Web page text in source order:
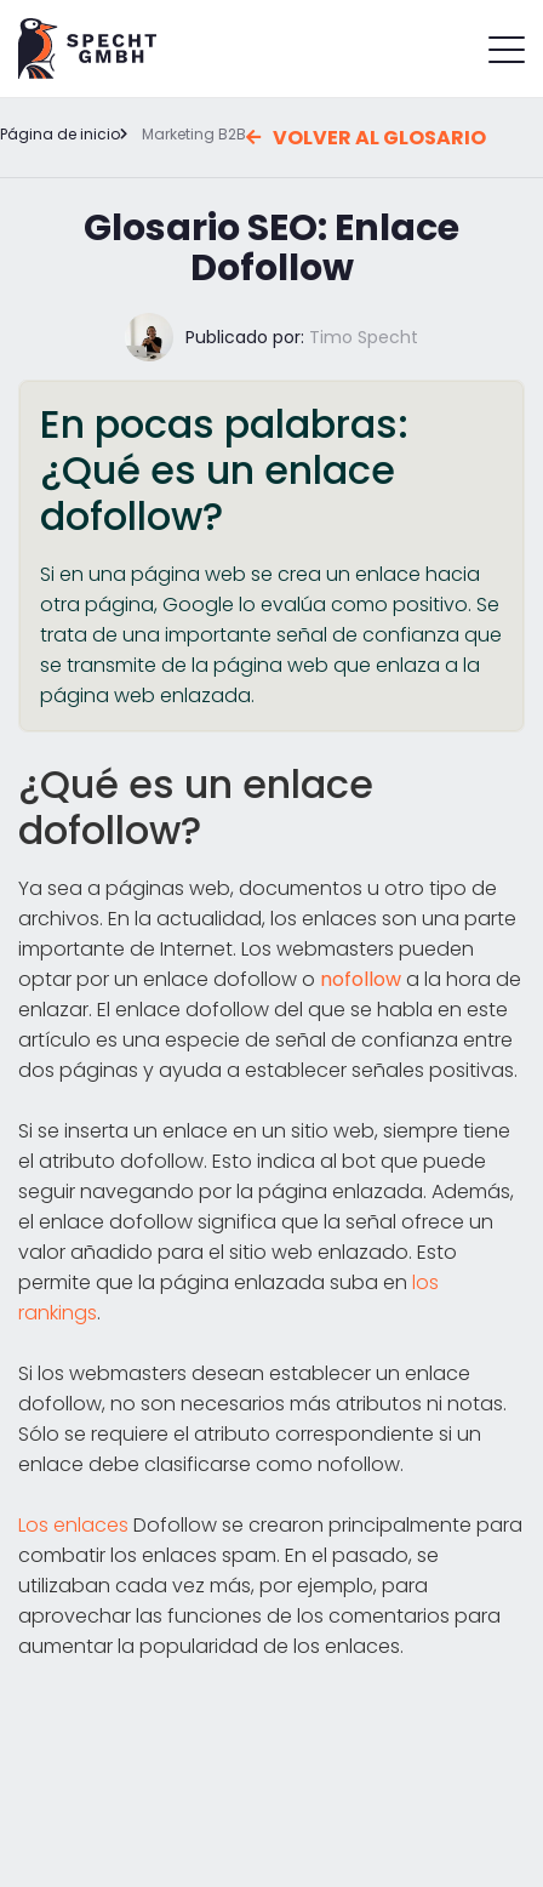
Página de inicio Marketing B2B VOLVER AL GLOSARIO
Glosario SEO: Enlace
Dofollow
Publicado por: Timo Specht
En pocas palabras:
¿Qué es un enlace
dofollow?
Si en una página web se crea un enlace hacia
otra página, Google lo evalúa como positivo. Se
trata de una importante señal de confianza que
se transmite de la página web que enlaza a la
página web enlazada.
¿Qué es un enlace
dofollow?
Ya sea a páginas web, documentos u otro tipo de
archivos. En la actualidad, los enlaces son una parte
importante de Internet. Los webmasters pueden
optar por un enlace dofollow o nofollowa la hora de
enlazar. El enlace dofollow del que se habla en este
artículo es una especie de señal de confianza entre
dos páginas y ayuda a establecer señales positivas.
Si se inserta un enlace en un sitio web, siempre tiene
el atributo dofollow. Esto indica al bot que puede
seguir navegando por la página enlazada. Además,
el enlace dofollow significa que la señal ofrece un
valor añadido para el sitio web enlazado. Esto
permite que la página enlazada suba en los
rankings.
Si los webmasters desean establecer un enlace
dofollow, no son necesarios más atributos ni notas.
Sólo se requiere el atributo correspondiente si un
enlace debe clasificarse como nofollow.
Los enlaces Dofollow se crearon principalmente para
combatir los enlaces spam. En el pasado, se
utilizaban cada vez más, por ejemplo, para
aprovechar las funciones de los comentarios para
aumentar la popularidad de los enlaces.